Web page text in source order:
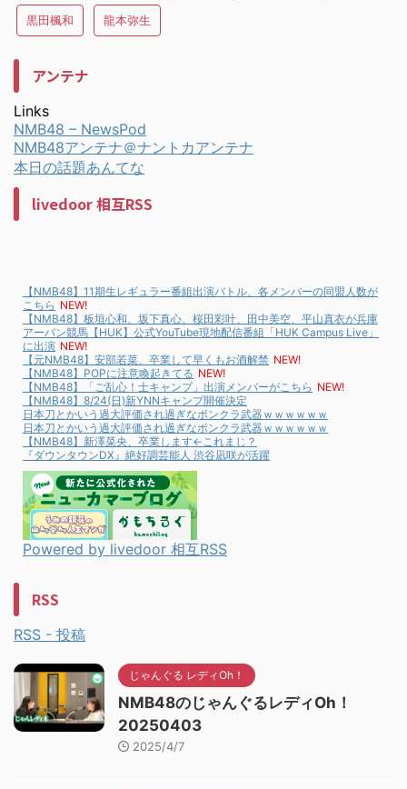
黒田楓和 龍本弥生
アンテナ
Links
NMB48 – NewsPod
NMB48アンテナ＠ナントカアンテナ
本日の話題あんてな
livedoor 相互RSS
【NMB48】11期生レギュラー番組出演バトル、各メンバーの同盟人数が
こちら NEW!
【NMB48】板垣心和、坂下真心、桜田彩叶、田中美空、平山真衣が兵庫
アーバン競馬【HUK】公式YouTube現地配信番組「HUK Campus Live」
に出演 NEW!
【元NMB48】安部若菜、卒業して早くもお酒解禁 NEW!
【NMB48】POPに注意喚起きてる NEW!
【NMB48】「ご乱心！士キャンプ」出演メンバーがこちら NEW!
【NMB48】8/24(日)新YNNキャンプ開催決定
日本刀とかいう過大評価され過ぎなボンクラ武器ｗｗｗｗｗｗ
日本刀とかいう過大評価され過ぎなボンクラ武器ｗｗｗｗｗｗ
【NMB48】新澤菜央、卒業します←これまじ？
『ダウンタウンDX』絶好調芸能人 渋谷凪咲が活躍
Powered by livedoor 相互RSS
RSS
RSS - 投稿
じゃんぐる レディOh！
NMB48のじゃんぐるレディOh！
20250403
2025/4/7